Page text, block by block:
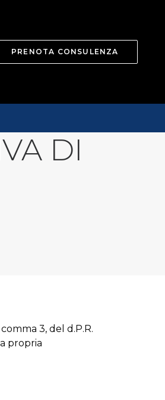
PRENOTA CONSULENZA
DI
3, del d.P.R.
propria